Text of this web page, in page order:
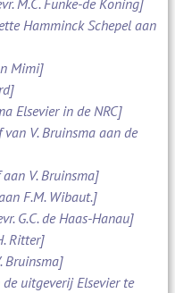
Hamminck Schepel aan
Mimi]
Elsevier in de NRC]
V. Bruinsma aan de
V. Bruinsma]
F.M. Wibaut.]
G.C. de Haas-Hanau]
Ritter]
Bruinsma]
uitgeverij Elsevier te